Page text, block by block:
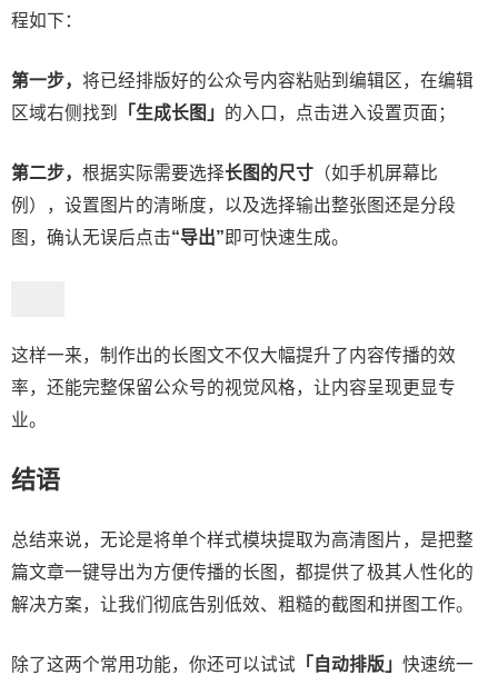
程如下：
第一步， 将已经排版好的公众号内容粘贴到编辑区，在编辑
区域右侧找到
「生成长图」 的入口，点击进入设置页面；
第二步， 根据实际需要选择长图的尺寸 （如手机屏幕比
例），设置图片的清晰度，以及选择输出整张图还是分段
图，确认无误后点击“导出”即可快速生成。
这样一来，制作出的长图文不仅大幅提升了内容传播的效
率，还能完整保留公众号的视觉风格，让内容呈现更显专
业。
结语
总结来说，无论是将单个样式模块提取为高清图片，是把整
篇文章一键导出为方便传播的长图，都提供了极其人性化的
解决方案，让我们彻底告别低效、粗糙的截图和拼图工作。
除了这两个常用功能，你还可以试试 「自动排版」 快速统一